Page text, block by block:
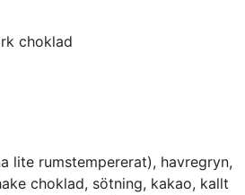
choklad
lite rumstempererat), havregryn,
choklad, sötning, kakao, kallt